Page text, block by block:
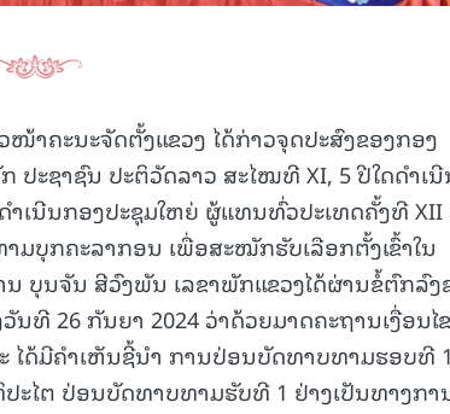
ຄະນະຈັດຕັ້ງແຂວງ ໄດ້ກ່າວຈຸດປະສົງຂອງກອງ
ະຊາຊົນ ປະຕິວັດລາວ ສະໄໝທີ XI, 5 ປີໃດດຳເນີ
ຳເນີນກອງປະຊຸມໃຫຍ່ ຜູ້ແທນທົ່ວປະເທດຄັ້ງທີ XII
ບຸກຄະລາກອນ ເພື່ອສະໝັກຮັບເລືອກຕັ້ງເຂົ້າໃນ
ບຸນຈັນ ສີວົງພັນ ເລຂາພັກແຂວງໄດ້ຜ່ານຂໍ້ຕົກລົງ
ທີ 26 ກັນຍາ 2024 ວ່າດ້ວຍມາດຄະຖານເງື່ອນໄຂ
ດ້ມີຄຳເຫັນຊີ້ນຳ ການປ່ອນບັດທາບທາມຮອບທີ
ໄຕ ປ່ອນບັດທາບທາມຮັບທີ 1 ຢ່າງເປັນທາງກາ